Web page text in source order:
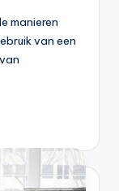
manieren
van een